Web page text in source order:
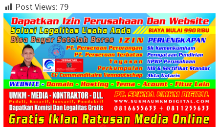
Post Views: 79